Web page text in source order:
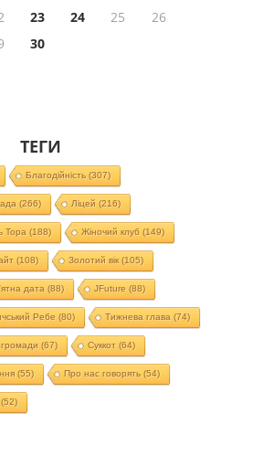
23 24 25
26
30
ТЕГИ
Благодійність (307)
(266) Ліцей (216)
Тора (188) Жіночий клуб (149)
(108) Золотий вік(105)
дата (88) JFuture (88)
Ребе (80) Тижнева глава (74)
(67) Суккот (64)
(55) Про нас говорять (54)
(52)